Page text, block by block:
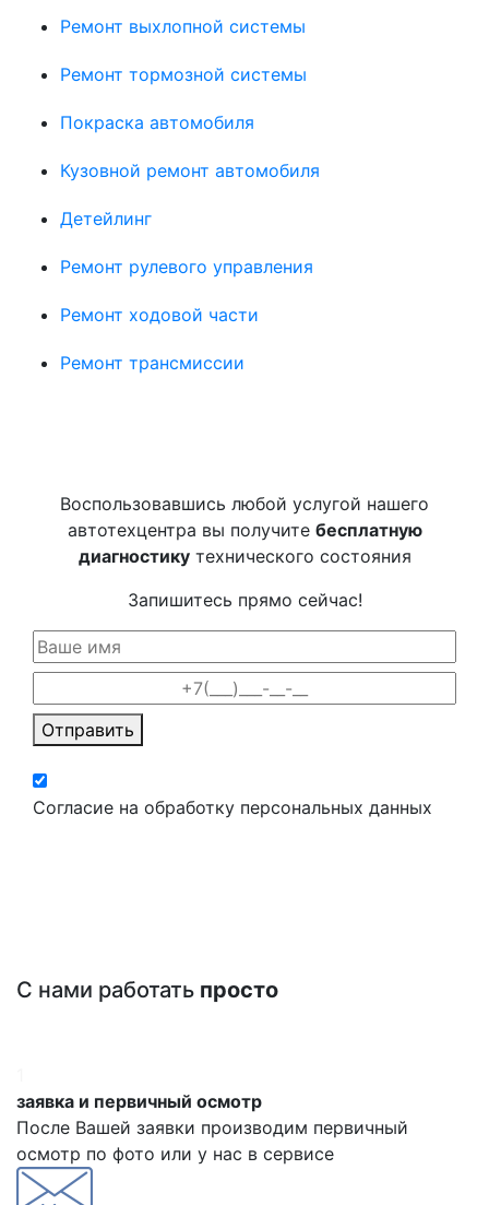
Ремонт выхлопной системы
Ремонт тормозной системы
Покраска автомобиля
Кузовной ремонт автомобиля
Детейлинг
Ремонт рулевого управления
Ремонт ходовой части
Ремонт трансмиссии
Воспользовавшись любой услугой нашего
автотехцентра вы получите бесплатную
диагностикутехнического состояния
Запишитесь прямо сейчас!
Отправить
Согласие на обработку персональных данных
С нами работать просто
заявка и первичный осмотр
После Вашей заявки производим первичный
осмотр по фото или у нас в сервисе